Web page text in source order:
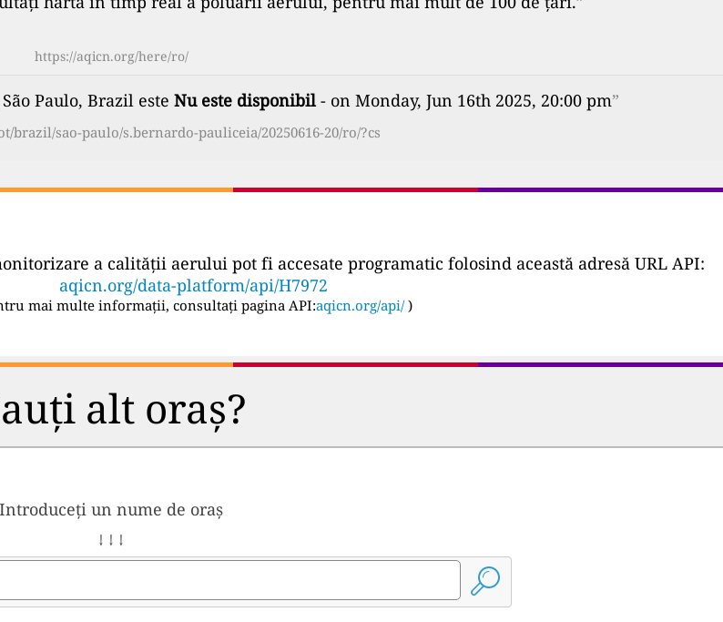
https://aqicn.org/here/ro/
Paulo, Brazil este Nu este disponibil - on Monday, Jun 16th 2025, 20:00 pm”
brazil/sao-paulo/s.bernardo-pauliceia/20250616-20/ro/?cs
a calității aerului pot fi accesate programatic folosind această adresă URL API:
aqicn.org/data-platform/api/H7972
mai multe informații, consultați pagina API:aqicn.org/api/ )
alt oraș?
Introduceți un nume de oraș
↓ ↓ ↓